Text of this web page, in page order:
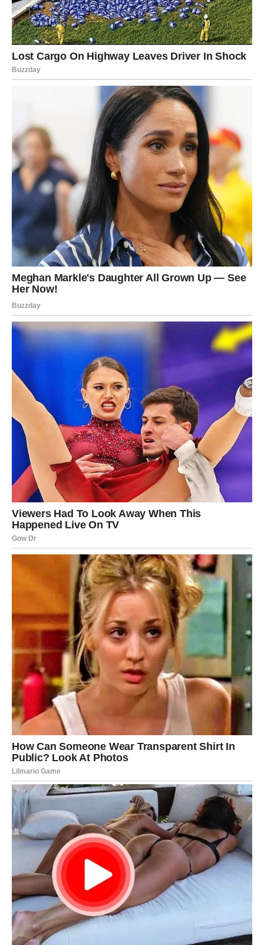
Nakon 30 minuta navlažite ruke i krenite s oblikovanjem
ćevapa.
Ćevape stavite u zagrijanu tavu, dodajte malo ulja, pržite dok
ne porumene i tostirajte.
Pripremite povrće:
U istoj tavi pečete ćevape, pržite luk, kapule, paprike i rajčice
da daju boju i okus tanjuru.
Poslužiti:
Kuhane kofte poslužite uz pripremljeni umak i prženo povrće.